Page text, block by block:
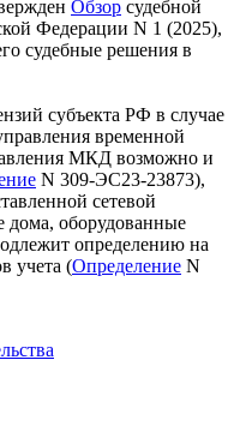
Обзор судебной
Федерации N 1 (2025),
судебные решения в
субъекта РФ в случае
временной
МКД возможно и
N 309-ЭС23-23873),
сетевой
дома, оборудованные
определению на
учета (Определение N